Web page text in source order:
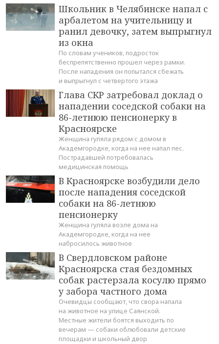
Школьник в Челябинске напал с
арбалетом на учительницу и
ранил девочку, затем выпрыгнул
из окна
По словам учеников, подросток
беспрепятственно прошел через рамки.
После нападения он попытался сбежать
и выпрыгнул с четвертого этажа
Глава СКР затребовал доклад о
нападении соседской собаки на
86-летнюю пенсионерку в
Красноярске
Женщина гуляла рядом с домом в
Академгородке, когда на нее напал пес.
Пострадавшей потребовалась
медицинская помощь
В Красноярске возбудили дело
после нападения соседской
собаки на 86-летнюю
пенсионерку
Женщина гуляла возле дома на
Академгородке, когда на нее
набросилось животное
В Свердловском районе
Красноярска стая бездомных
собак растерзала косулю прямо
у забора частного дома
Очевидцы сообщают, что свора напала
на животное на улице Саянской.
Местные жители боятся выходить по
вечерам — собаки облюбовали детские
площадки и школьный двор